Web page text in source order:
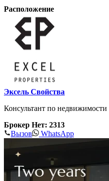
Расположение
Эксель Свойства
Консультант по недвижимости
Брокер Нет: 2313
Вызов
WhatsApp